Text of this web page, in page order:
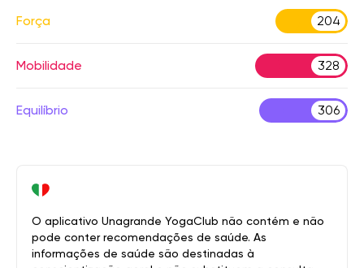
Força 204
Mobilidade 328
Equilíbrio 306
O aplicativo Unagrande YogaClub não contém e não
pode conter recomendações de saúde. As
informações de saúde são destinadas à